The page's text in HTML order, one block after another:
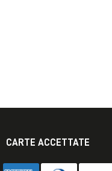
CARTE ACCETTATE